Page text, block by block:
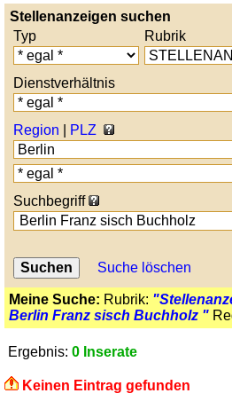
Stellenanzeigen suchen
Typ
Rubrik
Dienstverhältnis
Region
PLZ
Suchbegriff
Suche löschen
Meine Suche: Rubrik:
Berlin Franz sisch Buchholz "
Ergebnis: 0 Inserate
Keinen Eintrag gefunden